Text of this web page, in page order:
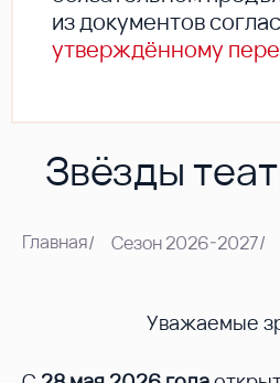
из документов
утверждённому
Звёзды
Главная/ Сезон 2026-2027/
Уважаемые